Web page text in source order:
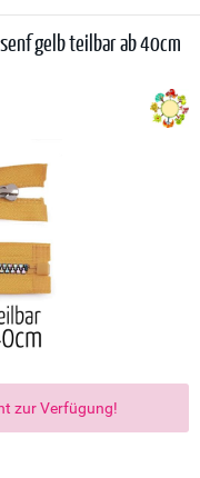
gelb teilbar ab 40cm
zur Verfügung!